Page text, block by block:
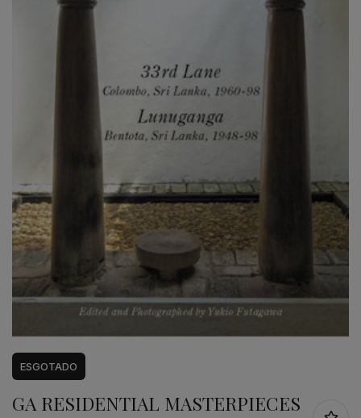
ESGOTADO
GA RESIDENTIAL MASTERPIECES